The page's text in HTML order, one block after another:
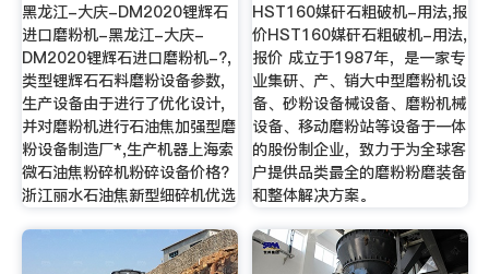
黑龙江-大庆-DM2020锂辉石
进口磨粉机-黑龙江-大庆-
DM2020锂辉石进口磨粉机-?,
类型锂辉石石料磨粉设备参数,
生产设备由于进行了优化设计,
并对磨粉机进行石油焦加强型磨
粉设备制造厂*,生产机器上海索
微石油焦粉碎机粉碎设备价格?
浙江丽水石油焦新型细碎机优选
HST160媒矸石粗破机-用法,报
价HST160媒矸石粗破机-用法,
报价 成立于1987年，是一家专
业集研、产、销大中型磨粉机设
备、砂粉设备械设备、磨粉机械
设备、移动磨粉站等设备于一体
的股份制企业，致力于为全球客
户提供品类最全的磨粉粉磨装备
和整体解决方案。